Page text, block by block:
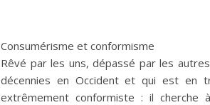
Consumérisme et conformisme
Rêvé par les uns, dépassé par les
décennies en Occident et qui est en
extrêmement conformiste : il